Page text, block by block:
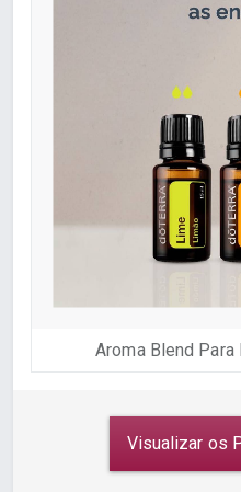
Aroma Blend Para
Visualizar os